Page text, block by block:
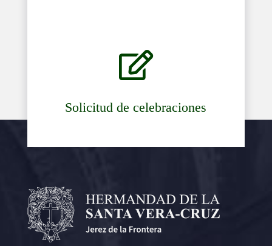

Solicitud de celebraciones